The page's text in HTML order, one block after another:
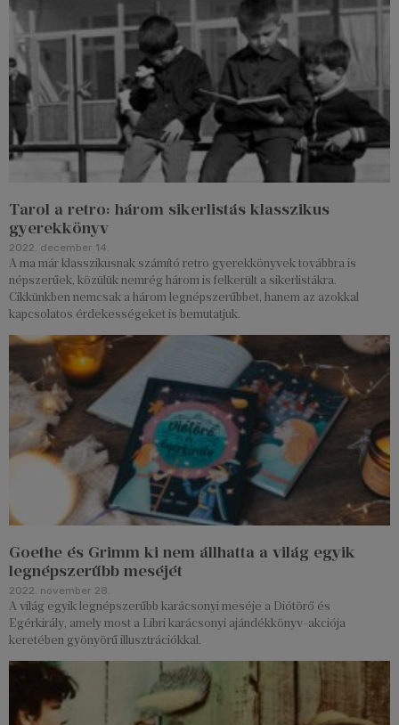
Tarol a retro: három sikerlistás klasszikus
gyerekkönyv
2022. december 14.
A ma már klasszikusnak számító retro gyerekkönyvek továbbra is
népszerűek, közülük nemrég három is felkerült a sikerlistákra.
Cikkünkben nemcsak a három legnépszerűbbet, hanem az azokkal
kapcsolatos érdekességeket is bemutatjuk.
Goethe és Grimm ki nem állhatta a világ egyik
legnépszerűbb meséjét
2022. november 28.
A világ egyik legnépszerűbb karácsonyi meséje a Diótörő és
Egérkirály, amely most a Libri karácsonyi ajándékkönyv-akciója
keretében gyönyörű illusztrációkkal.